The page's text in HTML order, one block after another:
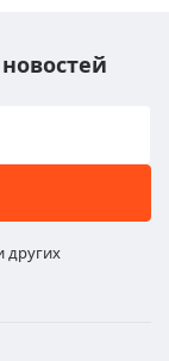
других